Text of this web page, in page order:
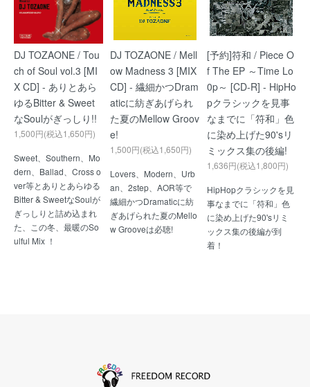
DJ TOZAONE / Tou
ch of Soul vol.3 [MI
X CD] - ありとあら
ゆるBitter & Sweet
なSoulがぎっしり!!
1,500円(税込1,650円)
Sweet、Southern、Mo
dern、Ballad、Cross o
ver等とありとあらゆる
Bitter & SweetなSoulが
ぎっしりと詰め込まれ
た、この冬、最暖のSo
ulful Mix ！
DJ TOZAONE / Mell
ow Madness 3 [MIX
CD] - 繊細かつDram
aticに紡ぎあげられ
た夏のMellow Groov
e!
1,500円(税込1,650円)
Lovers、Modern、Urb
an、2step、AOR等で
繊細かつDramaticに紡
ぎあげられた夏のMello
w Grooveは必聴!
[予約]符和 / Piece O
f The EP ～Time Lo
0p～ [CD-R] - HipHo
pクラシックを見事
なまでに「符和」色
に染め上げた90'sリ
ミックス集の後編!
1,636円(税込1,800円)
HipHopクラシックを見
事なまでに「符和」色
に染め上げた90'sリミ
ックス集の後編が到
着！